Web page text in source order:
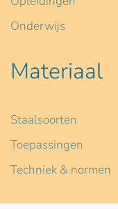
Onderwijs
Materiaal
Staalsoorten
Toepassingen
Techniek & normen